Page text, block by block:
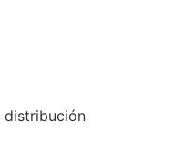
distribución